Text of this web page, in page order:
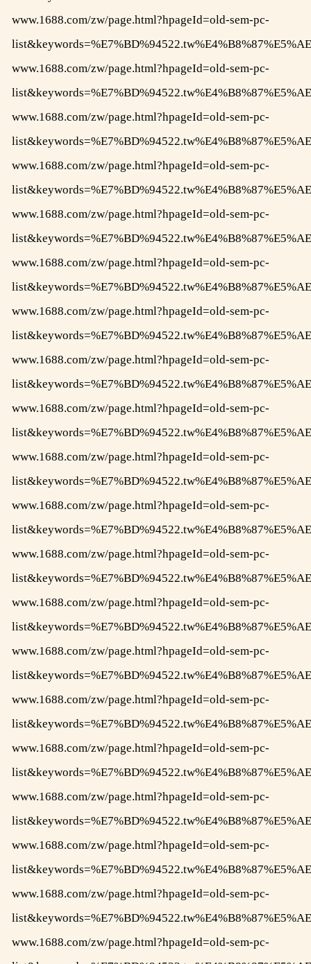
www.1688.com/zw/page.html?hpageId=old-sem-pc-
www.1688.com/zw/page.html?hpageId=old-sem-pc-
www.1688.com/zw/page.html?hpageId=old-sem-pc-
www.1688.com/zw/page.html?hpageId=old-sem-pc-
www.1688.com/zw/page.html?hpageId=old-sem-pc-
www.1688.com/zw/page.html?hpageId=old-sem-pc-
www.1688.com/zw/page.html?hpageId=old-sem-pc-
www.1688.com/zw/page.html?hpageId=old-sem-pc-
www.1688.com/zw/page.html?hpageId=old-sem-pc-
www.1688.com/zw/page.html?hpageId=old-sem-pc-
www.1688.com/zw/page.html?hpageId=old-sem-pc-
www.1688.com/zw/page.html?hpageId=old-sem-pc-
www.1688.com/zw/page.html?hpageId=old-sem-pc-
www.1688.com/zw/page.html?hpageId=old-sem-pc-
www.1688.com/zw/page.html?hpageId=old-sem-pc-
www.1688.com/zw/page.html?hpageId=old-sem-pc-
www.1688.com/zw/page.html?hpageId=old-sem-pc-
www.1688.com/zw/page.html?hpageId=old-sem-pc-
www.1688.com/zw/page.html?hpageId=old-sem-pc-
www.1688.com/zw/page.html?hpageId=old-sem-pc-